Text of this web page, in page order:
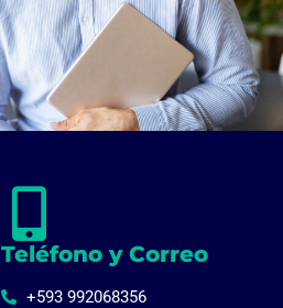
Teléfono y Correo
+593 992068356